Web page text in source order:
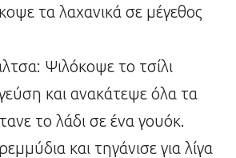
τα λαχανικά σε μέγεθος
Ψιλόκοψε το τσίλι
και ανακάτεψε όλα τα
το λάδι σε ένα γουόκ.
και τηγάνισε για λίγα